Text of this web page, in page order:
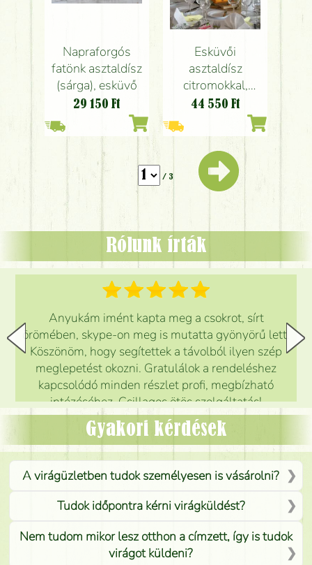
Napraforgós
fatönk asztaldísz
(sárga), esküvő
29 150 Ft
Esküvői
asztaldísz
citromokkal,
könyvekkel,
Budapest
(kardvirág,
liziantusz, sárga)
44 550 Ft
/ 3
Rólunk írták
Anyukám imént kapta meg a csokrot, sírt
örömében, skype-on meg is mutatta gyönyörű lett.
Köszönöm, hogy segítettek a távolból ilyen szép
meglepetést okozni. Gratulálok a rendeléshez
kapcsolódó minden részlet profi, megbízható
intézéséhez. Csillagos ötös szolgáltatás!
Mónika
Gyakori kérdések
A virágüzletben tudok személyesen is vásárolni?
Tudok időpontra kérni virágküldést?
Nem tudom mikor lesz otthon a címzett, így is tudok
virágot küldeni?